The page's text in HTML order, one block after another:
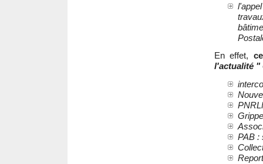
En effet,
l'actualité "
PAB :